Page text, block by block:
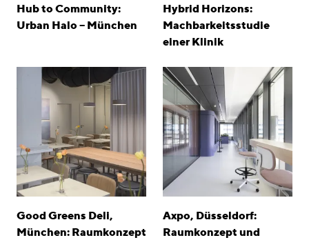
Hub to Community:
Urban Halo – München
Hybrid Horizons:
Machbarkeitsstudie
einer Klinik
Good Greens Deli,
München: Raumkonzept
Axpo, Düsseldorf:
Raumkonzept und